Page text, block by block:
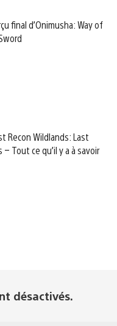
final d’Onimusha: Way of
Recon Wildlands: Last
– Tout ce qu’il y a à savoir
désactivés.